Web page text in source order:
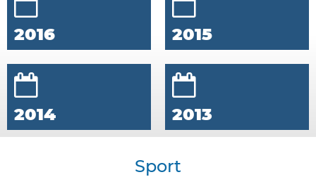
2016 2015
2014 2013
Sport